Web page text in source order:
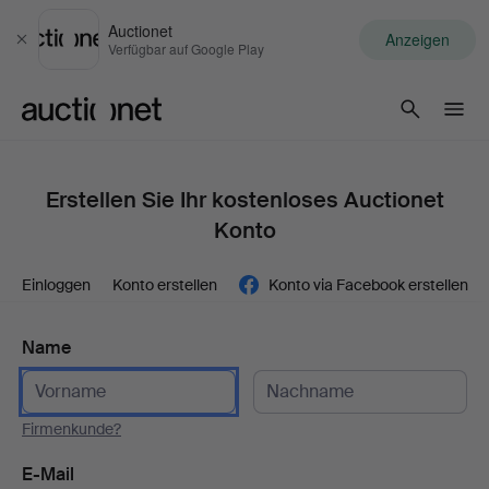
Schließen
Auctionet
Verfügbar auf Google Play Anzeigen
Erstellen Sie Ihr kostenloses Auctionet
Konto
Einloggen Konto erstellen Konto via Facebook erstellen
Name
Firmenkunde?
E-Mail